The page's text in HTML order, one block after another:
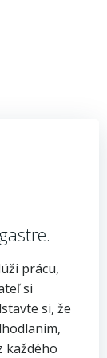
prácu,
si
si, že
každého